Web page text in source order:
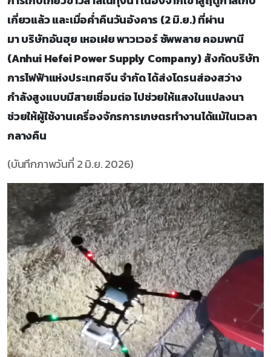
เกี่ยวแล้ว และเมื่อค่ำคืนวันอังคาร (2 มิ.ย.) ที่ผ่าน
มา บริษัทอันฮุย เหอเฝย พาวเวอร์ ซัพพลาย คอมพานี
(Anhui Hefei Power Supply Company) สังกัดบริษัท
การไฟฟ้าแห่งประเทศจีน จำกัด ได้ส่งโดรนส่องสว่าง
กำลังสูงแบบมีสายเชื่อมต่อ ไปช่วยให้แสงในแปลงนา
ช่วยให้ผู้ใช้งานเครื่องจักรการเกษตรทำงานได้แม้ในเวลา
กลางคืน
(บันทึกภาพวันที่ 2 มิ.ย. 2026)